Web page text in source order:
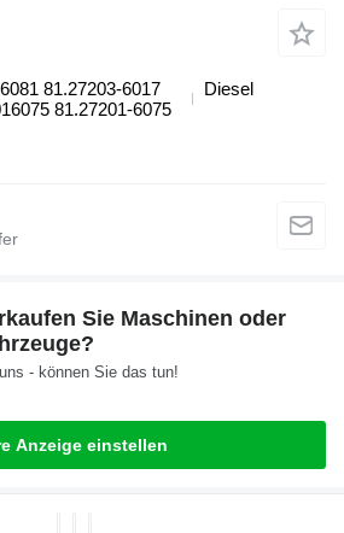
81.27203-6017
81.27201-6075
Diesel
Sie Maschinen oder
- können Sie das tun!
Anzeige einstellen